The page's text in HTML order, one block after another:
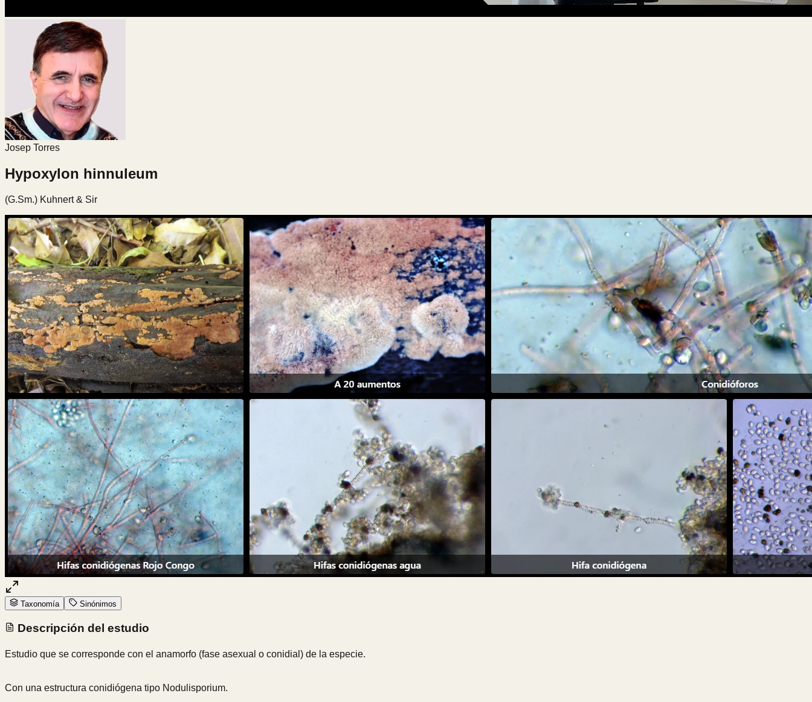
Josep Torres
Hypoxylon hinnuleum
(G.Sm.) Kuhnert & Sir
Taxonomía Sinónimos
Descripción del estudio
Estudio que se corresponde con el anamorfo (fase asexual o conidial) de la especie.
Con una estructura conidiógena tipo Nodulisporium.